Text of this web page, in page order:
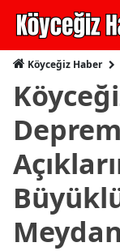
Köyceğiz Haber